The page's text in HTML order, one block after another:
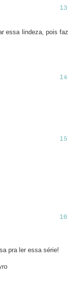
essa lindeza, pois faz
pra ler essa série!